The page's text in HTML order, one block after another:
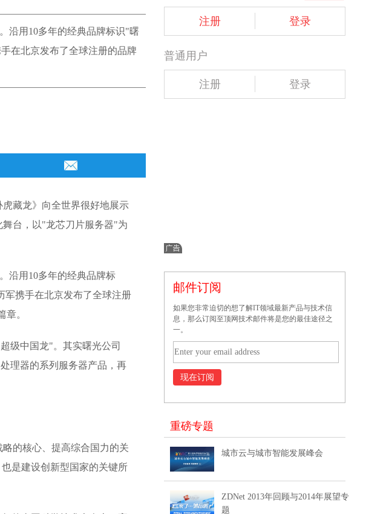
沿用10多年的经典品牌标识"曙
在北京发布了全球注册的品牌
藏龙》向全世界很好地展示
台，以"龙芯刀片服务器"为
沿用10多年的经典品牌标
军携手在北京发布了全球注册
章。
级中国龙"。其实曙光公司
理器的系列服务器产品，再
的核心、提高综合国力的关
是建设创新型国家的关键所
注册 登录
普通用户
注册 登录
邮件订阅
如果您非常迫切的想了解IT领域最新产品与技术信
息，那么订阅至顶网技术邮件将是您的最佳途径之
一。
重磅专题
城市云与城市智能发展峰会
ZDNet 2013年回顾与2014年展望专
题